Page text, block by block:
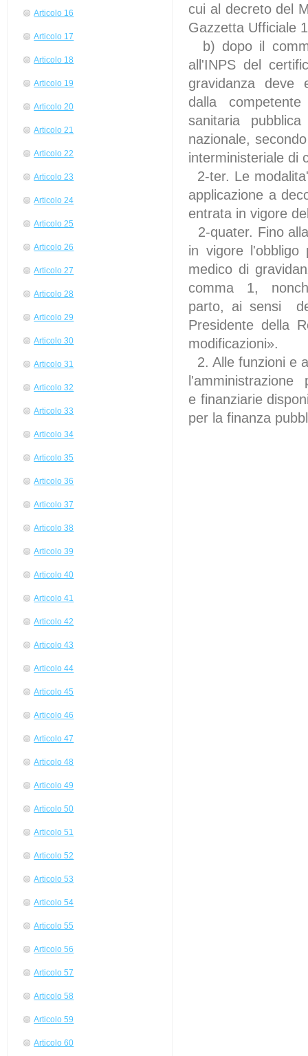
Articolo 16
Articolo 17
Articolo 18
Articolo 19
Articolo 20
Articolo 21
Articolo 22
Articolo 23
Articolo 24
Articolo 25
Articolo 26
Articolo 27
Articolo 28
Articolo 29
Articolo 30
Articolo 31
Articolo 32
Articolo 33
Articolo 34
Articolo 35
Articolo 36
Articolo 37
Articolo 38
Articolo 39
Articolo 40
Articolo 41
Articolo 42
Articolo 43
Articolo 44
Articolo 45
Articolo 46
Articolo 47
Articolo 48
Articolo 49
Articolo 50
Articolo 51
Articolo 52
Articolo 53
Articolo 54
Articolo 55
Articolo 56
Articolo 57
Articolo 58
Articolo 59
Articolo 60
cui al decreto del
Gazzetta Ufficiale
b) dopo il
all'INPS del
gravidanza deve
dalla
sanitaria
nazionale,
interministeriale di
2-ter. Le
applicazione a
entrata in vigore
2-quater. Fino
in vigore
medico di
comma 1,
parto, ai sensi
Presidente della
modificazioni».
2. Alle funzioni e
e finanziarie
per la finanza